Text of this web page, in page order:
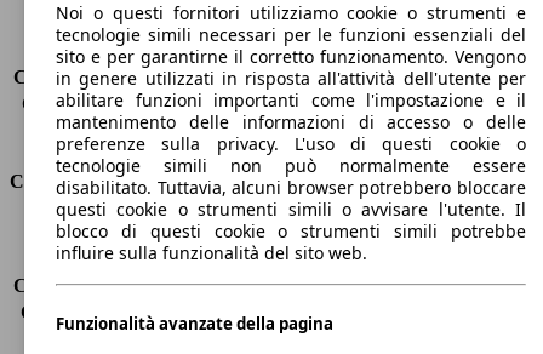
Sedili
5
Carico sul tetto
-
Capacità di traino (senza freni) -
Capacità di traino (con freni)
1300 kg
Volume del bagagliaio
350 - 1200 l
Consumi
Emissioni di CO2*
96 g/km (komb.)
Consumo (urbano)
4.3 l/100km
Consumo (extra-urbano) 3.3 l/100km
Consumo (combinato)*
3.7 l/100km
Noi o questi fornitori utilizziamo cookie o strumenti e
tecnologie simili necessari per le funzioni essenziali del
sito e per garantirne il corretto funzionamento. Vengono
in genere utilizzati in risposta all'attività dell'utente per
abilitare funzioni importanti come l'impostazione e il
mantenimento delle informazioni di accesso o delle
preferenze sulla privacy. L'uso di questi cookie o
tecnologie simili non può normalmente essere
disabilitato. Tuttavia, alcuni browser potrebbero bloccare
questi cookie o strumenti simili o avvisare l'utente. Il
blocco di questi cookie o strumenti simili potrebbe
influire sulla funzionalità del sito web.
Funzionalità avanzate della pagina